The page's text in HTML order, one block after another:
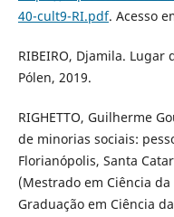
40-cult9-RI.pdf. Acesso
RIBEIRO, Djamila. Lugar
Pólen, 2019.
RIGHETTO, Guilherme
de minorias sociais:
Florianópolis, Santa
(Mestrado em Ciência
Graduação em Ciência